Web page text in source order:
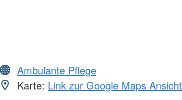
Ambulante Pflege
Karte: Link zur Google Maps Ansicht